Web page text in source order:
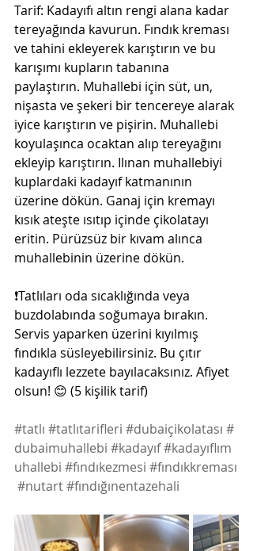
Tarif: Kadayıfı altın rengi alana kadar
tereyağında kavurun. Fındık kreması
ve tahini ekleyerek karıştırın ve bu
karışımı kupların tabanına
paylaştırın. Muhallebi için süt, un,
nişasta ve şekeri bir tencereye alarak
iyice karıştırın ve pişirin. Muhallebi
koyulaşınca ocaktan alıp tereyağını
ekleyip karıştırın. Ilınan muhallebiyi
kuplardaki kadayıf katmanının
üzerine dökün. Ganaj için kremayı
kısık ateşte ısıtıp içinde çikolatayı
eritin. Pürüzsüz bir kıvam alınca
muhallebinin üzerine dökün.
❗️Tatlıları oda sıcaklığında veya
buzdolabında soğumaya bırakın.
Servis yaparken üzerini kıyılmış
fındıkla süsleyebilirsiniz. Bu çıtır
kadayıflı lezzete bayılacaksınız. Afiyet
olsun! 😊 (5 kişilik tarif)
#tatlı #tatlıtarifleri #dubaiçikolatası #
dubaimuhallebi #kadayıf#kadayıflım
uhallebi #fındıkezmesi #fındıkkreması
#nutart#fındığınentazehali